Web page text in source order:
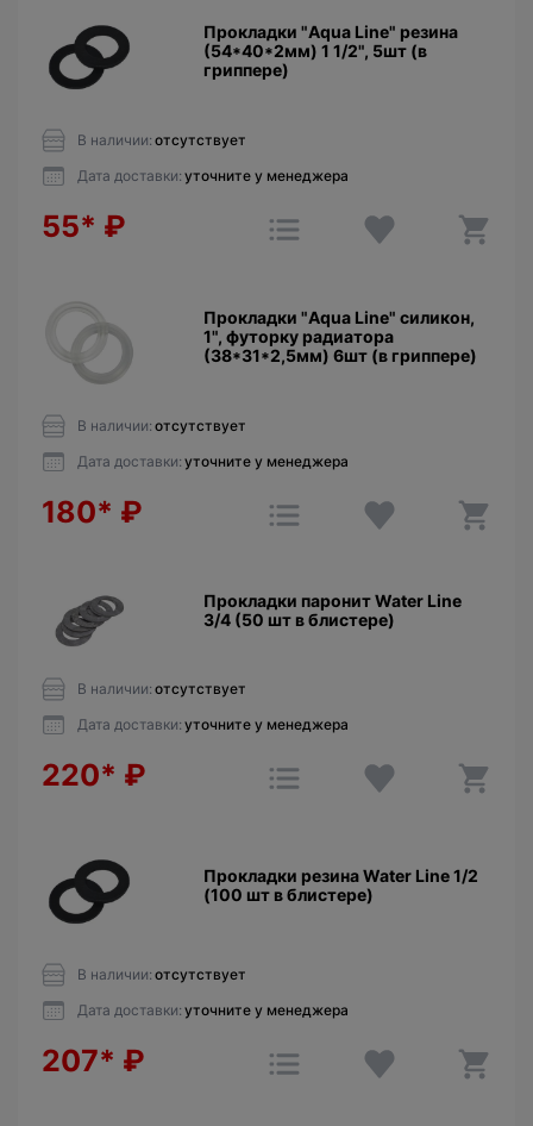
Прокладки "Aqua Line" резина
(54*40*2мм) 1 1/2", 5шт (в
гриппере)
В наличии: отсутствует
Дата доставки: уточните у менеджера
55* ₽
Прокладки "Aqua Line" силикон,
1", футорку радиатора
(38*31*2,5мм) 6шт (в гриппере)
В наличии: отсутствует
Дата доставки: уточните у менеджера
180* ₽
Прокладки паронит Water Line
3/4 (50 шт в блистере)
В наличии: отсутствует
Дата доставки: уточните у менеджера
220* ₽
Прокладки резина Water Line 1/2
(100 шт в блистере)
В наличии: отсутствует
Дата доставки: уточните у менеджера
207* ₽